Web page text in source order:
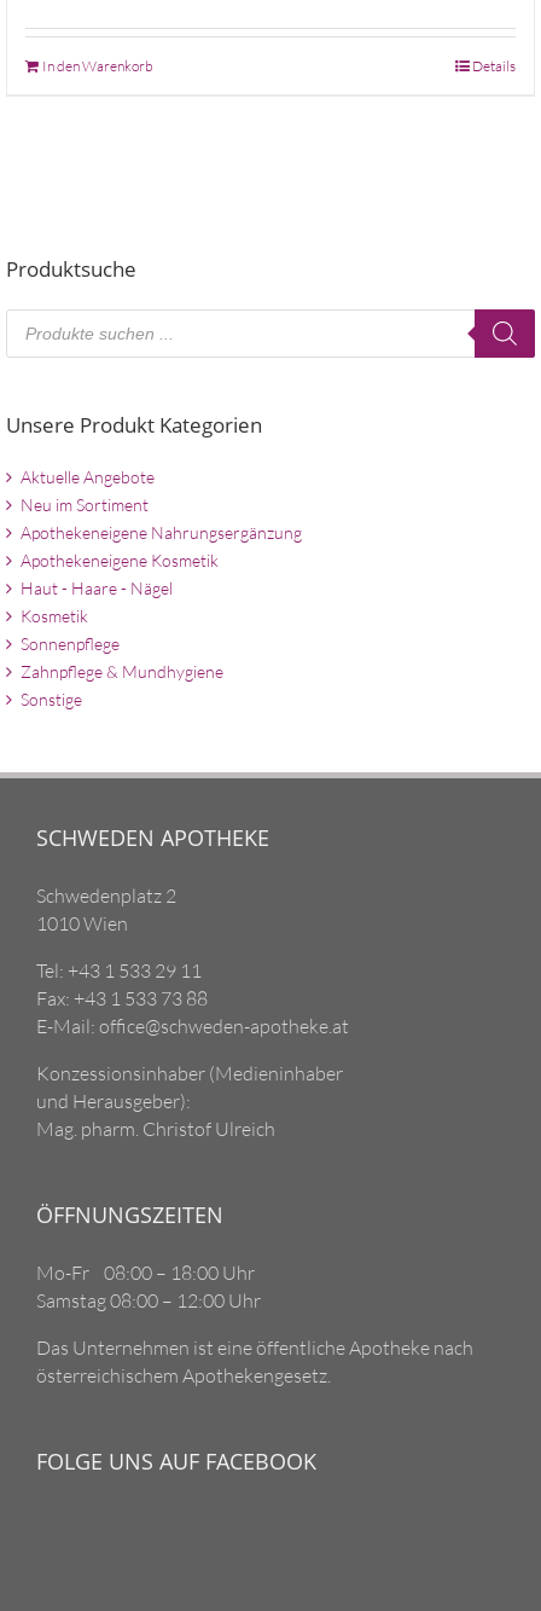
In den Warenkorb Details
Produktsuche
Products
search
Unsere Produkt Kategorien
Aktuelle Angebote
Neu im Sortiment
Apothekeneigene Nahrungsergänzung
Apothekeneigene Kosmetik
Haut - Haare - Nägel
Kosmetik
Sonnenpflege
Zahnpflege & Mundhygiene
Sonstige
SCHWEDEN APOTHEKE
Schwedenplatz 2
1010 Wien
Tel: +43 1 533 29 11
Fax: +43 1 533 73 88
E-Mail: office@schweden-apotheke.at
Konzessionsinhaber (Medieninhaber
und Herausgeber):
Mag. pharm. Christof Ulreich
ÖFFNUNGSZEITEN
Mo-Fr 08:00 – 18:00 Uhr
Samstag 08:00 – 12:00 Uhr
Das Unternehmen ist eine öffentliche Apotheke nach
österreichischem Apothekengesetz.
FOLGE UNS AUF FACEBOOK